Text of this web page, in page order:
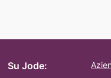
Su Jode: